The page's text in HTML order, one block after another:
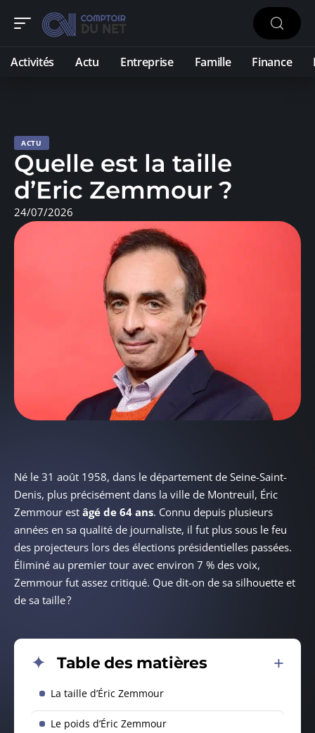
Activités Actu Entreprise Famille Finance
ACTU
Quelle est la taille
d’Eric Zemmour ?
24/07/2026
Né le 31 août 1958, dans le département de Seine-Saint-
Denis, plus précisément dans la ville de Montreuil, Éric
Zemmour est âgé de 64 ans. Connu depuis plusieurs
années en sa qualité de journaliste, il fut plus sous le feu
des projecteurs lors des élections présidentielles passées.
Éliminé au premier tour avec environ 7 % des voix,
Zemmour fut assez critiqué. Que dit-on de sa silhouette et
de sa taille ?
Table des matières
La taille d’Éric Zemmour
Le poids d’Éric Zemmour